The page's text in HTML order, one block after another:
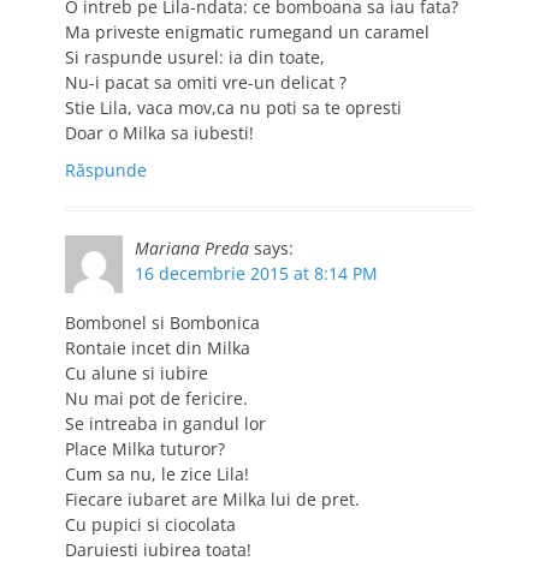
O intreb pe Lila-ndata: ce bomboana sa iau fata?
Ma priveste enigmatic rumegand un caramel
Si raspunde usurel: ia din toate,
Nu-i pacat sa omiti vre-un delicat ?
Stie Lila, vaca mov,ca nu poti sa te opresti
Doar o Milka sa iubesti!
Răspunde
Mariana Preda says:
16 decembrie 2015 at 8:14 PM
Bombonel si Bombonica
Rontaie incet din Milka
Cu alune si iubire
Nu mai pot de fericire.
Se intreaba in gandul lor
Place Milka tuturor?
Cum sa nu, le zice Lila!
Fiecare iubaret are Milka lui de pret.
Cu pupici si ciocolata
Daruiesti iubirea toata!